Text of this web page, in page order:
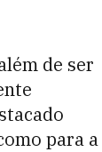
de ser
para a